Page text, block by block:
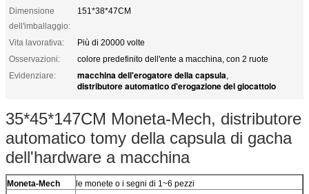
Dimensione
dell'imballaggio:
151*38*47CM
Vita lavorativa:
Più di 20000 volte
Osservazioni:
colore predefinito dell'ente a macchina, con 2 ruote
Evidenziare:
macchina dell'erogatore della capsula,
distributore automatico d'erogazione del giocattolo
35*45*147CM Moneta-Mech, distributore
automatico tomy della capsula di gacha
dell'hardware a macchina
Moneta-Mech
le monete o i segni di 1~6 pezzi